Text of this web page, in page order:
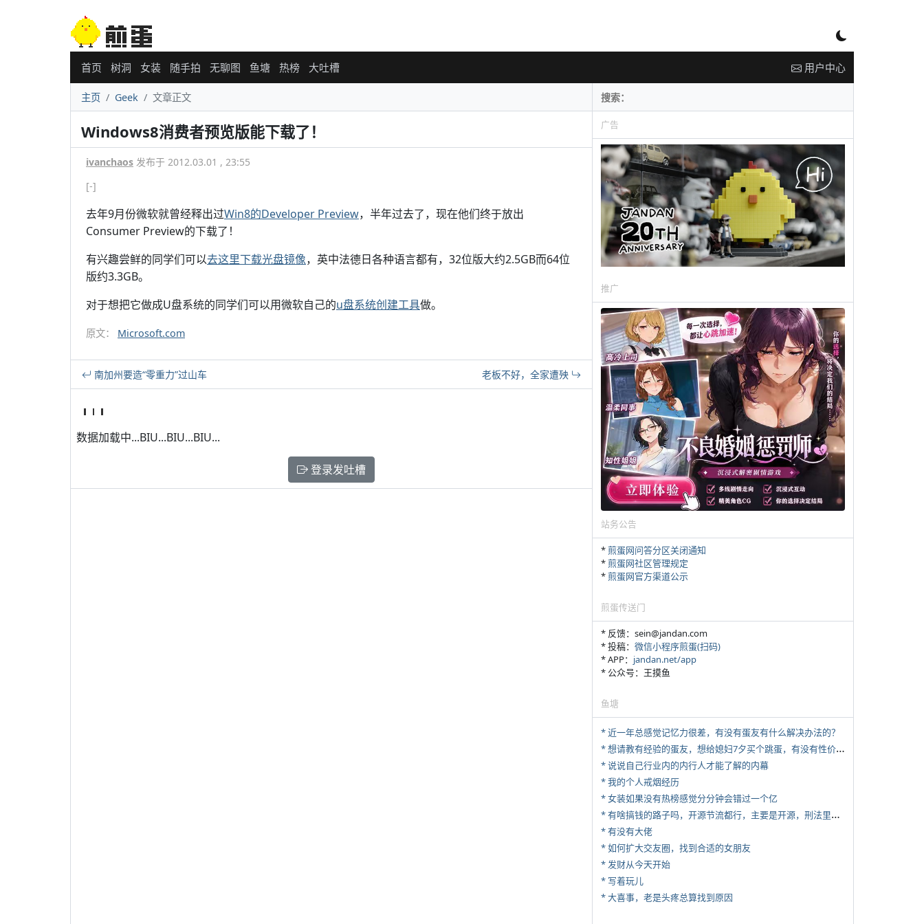
首页 树洞 女装 随手拍 无聊图 鱼塘 热榜 大吐槽 用户中心
主页 Geek 文章正文
Windows8消费者预览版能下载了！
ivanchaos 发布于 2012.03.01 , 23:55
[-]
去年9月份微软就曾经释出过Win8的Developer Preview，半年过去了，现在他们终于放出
Consumer Preview的下载了！
有兴趣尝鲜的同学们可以去这里下载光盘镜像，英中法德日各种语言都有，32位版大约2.5GB而64位
版约3.3GB。
对于想把它做成U盘系统的同学们可以用微软自己的u盘系统创建工具做。
原文： Microsoft.com
南加州要造“零重力”过山车 老板不好，全家遭殃
数据加载中...BIU...BIU...BIU...
登录发吐槽
广告
推广
站务公告
*煎蛋网问答分区关闭通知
*煎蛋网社区管理规定
*煎蛋网官方渠道公示
煎蛋传送门
* 反馈：sein@jandan.com
* 投稿： 微信小程序煎蛋(扫码)
* APP： jandan.net/app
* 公众号：王摸鱼
鱼塘
* 近一年总感觉记忆力很差，有没有蛋友有什么解决办法的？
*
想请教有经验的蛋友，想给媳妇7夕买个跳蛋，有没有性价比高的推荐
* 说说自己行业内的内行人才能了解的内幕
* 我的个人戒烟经历
* 女装如果没有热榜感觉分分钟会错过一个亿
*
有啥搞钱的路子吗，开源节流都行，主要是开源，刑法里的咱不做
* 有没有大佬
* 如何扩大交友圈，找到合适的女朋友
* 发财从今天开始
* 写着玩儿
* 大喜事，老是头疼总算找到原因